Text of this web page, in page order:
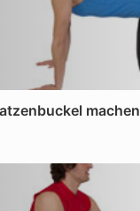
machen